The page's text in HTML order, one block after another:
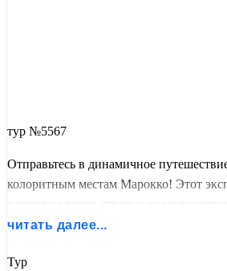
тур №5567
Отправьтесь в динамичное
колоритным местам Марокко! Этот
ключевые точки страны: от
Рабатадо сказочного «Голубого
Мерзуге
читать далее...
Тур